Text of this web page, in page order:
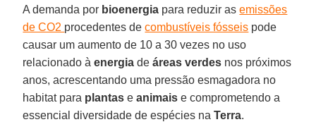
A demanda por bioenergia para reduzir asemissões
de CO2 procedentes decombustíveis fósseis pode
causar um aumento de 10 a 30 vezes no uso
relacionado àenergia deáreas verdes nos próximos
anos, acrescentando uma pressão esmagadora no
habitat para plantase animais e comprometendo a
essencial diversidade de espécies naTerra.